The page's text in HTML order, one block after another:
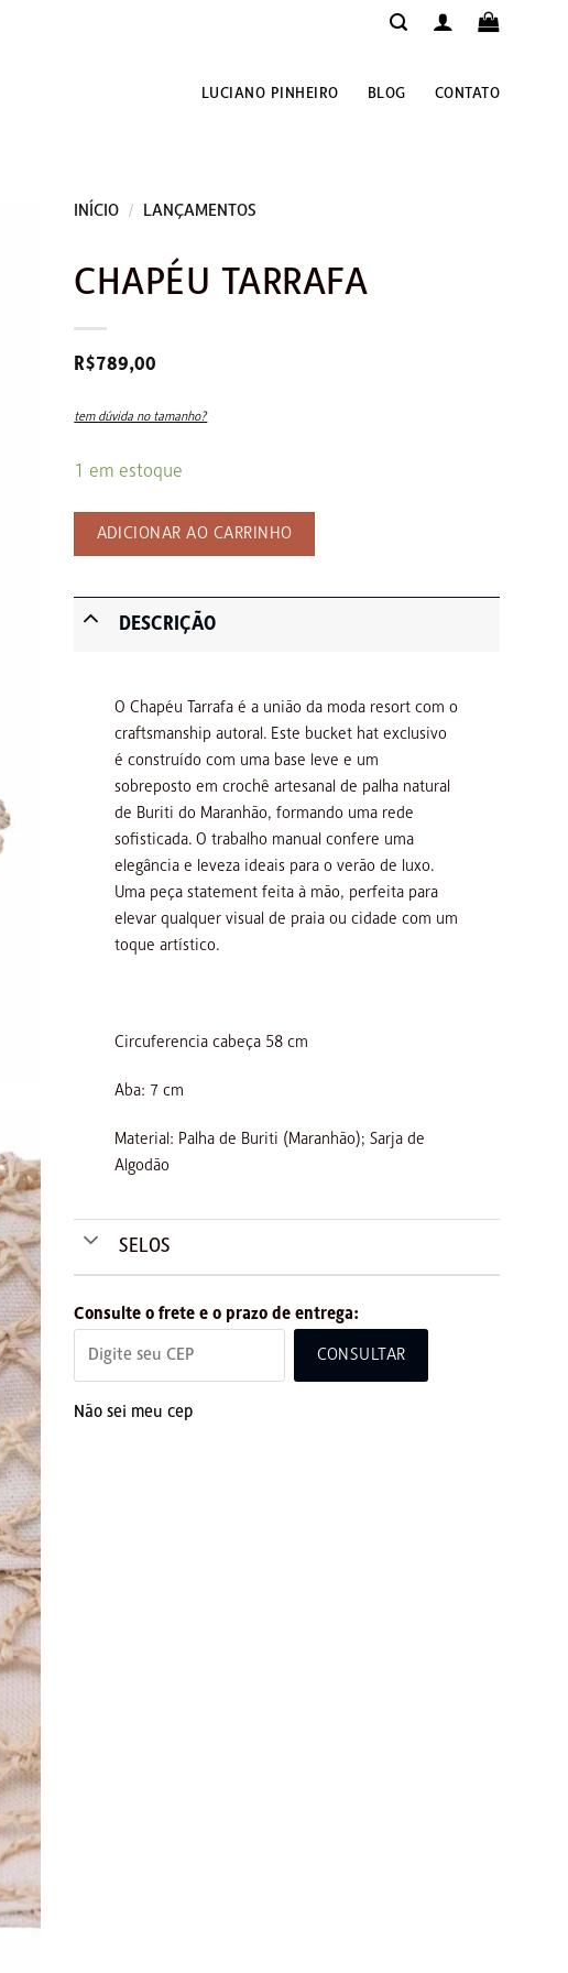
LUCIANO PINHEIRO BLOG CONTATO
INÍCIO / LANÇAMENTOS
CHAPÉU TARRAFA
R$789,00
tem dúvida no tamanho?
1 em estoque
ADICIONAR AO CARRINHO
DESCRIÇÃO
O Chapéu Tarrafa é a união da moda resort com o
craftsmanship autoral. Este bucket hat exclusivo
é construído com uma base leve e um
sobreposto em crochê artesanal de palha natural
de Buriti do Maranhão, formando uma rede
sofisticada. O trabalho manual confere uma
elegância e leveza ideais para o verão de luxo.
Uma peça statement feita à mão, perfeita para
elevar qualquer visual de praia ou cidade com um
toque artístico.
Circuferencia cabeça 58 cm
Aba: 7 cm
Material: Palha de Buriti (Maranhão); Sarja de
Algodão
SELOS
Consulte o frete e o prazo de entrega:
CONSULTAR
Não sei meu cep